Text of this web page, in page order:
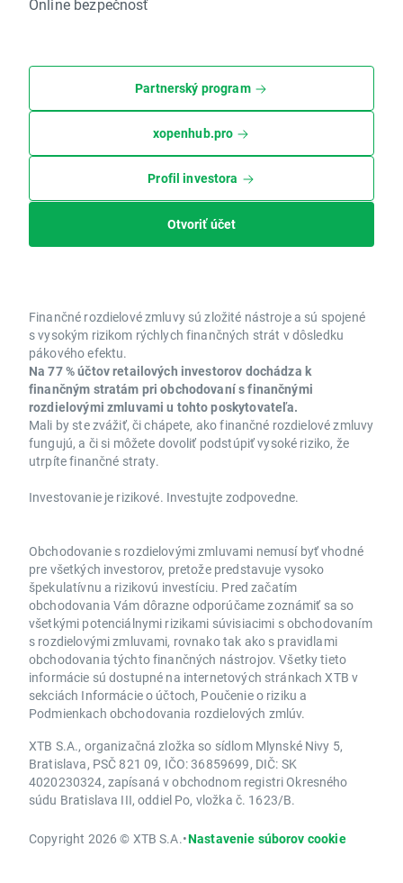
Online bezpečnosť
Partnerský program
xopenhub.pro
Profil investora
Otvoriť účet
Finančné rozdielové zmluvy sú zložité nástroje a sú spojené
s vysokým rizikom rýchlych finančných strát v dôsledku
pákového efektu.
Na 77 % účtov retailových investorov dochádza k
finančným stratám pri obchodovaní s finančnými
rozdielovými zmluvami u tohto poskytovateľa.
Mali by ste zvážiť, či chápete, ako finančné rozdielové zmluvy
fungujú, a či si môžete dovoliť podstúpiť vysoké riziko, že
utrpíte finančné straty.
Investovanie je rizikové. Investujte zodpovedne.
Obchodovanie s rozdielovými zmluvami nemusí byť vhodné
pre všetkých investorov, pretože predstavuje vysoko
špekulatívnu a rizikovú investíciu. Pred začatím
obchodovania Vám dôrazne odporúčame zoznámiť sa so
všetkými potenciálnymi rizikami súvisiacimi s obchodovaním
s rozdielovými zmluvami, rovnako tak ako s pravidlami
obchodovania týchto finančných nástrojov. Všetky tieto
informácie sú dostupné na internetových stránkach XTB v
sekciách Informácie o účtoch, Poučenie o riziku a
Podmienkach obchodovania rozdielových zmlúv.
XTB S.A., organizačná zložka so sídlom Mlynské Nivy 5,
Bratislava, PSČ 821 09, IČO: 36859699, DIČ: SK
4020230324, zapísaná v obchodnom registri Okresného
súdu Bratislava III, oddiel Po, vložka č. 1623/B.
Copyright 2026 © XTB S.A.•Nastavenie súborov cookie